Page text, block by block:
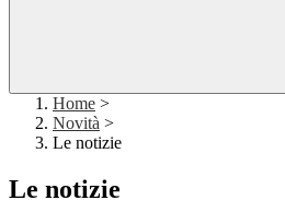
Home >
Novità >
Le notizie
Le notizie